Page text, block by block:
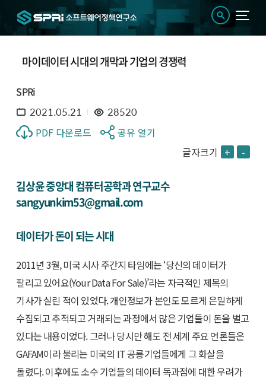
마이데이터 시대의 개막과 기업의 경쟁력
SPRi
2021.05.21 28520
PDF 다운로드
공유 열기
글자크기 + -
김상윤 중앙대 컴퓨터공학과 연구교수
sangyunkim53@gmail.com
데이터가 돈이 되는 시대
2011년 3월, 미국 시사 주간지 타임에는 ‘당신의 데이터가
팔리고 있어요(Your Data For Sale)’라는 자극적인 제목의
기사가 실린 적이 있었다. 개인정보가 본인도 모르게 은밀하게
수집되고 추적되고 거래되는 과정에서 많은 기업들이 돈을 벌고
있다는 내용이었다. 그러나 당시만 해도 전 세계 주요 언론들은
GAFAM이라 불리는 미국의 IT 공룡기업들에게 그 화살을
돌렸다. 이후에도 소수 기업들의 데이터 독과점에 대한 우려가